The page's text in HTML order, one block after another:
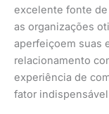
excelente fonte
as organizações
aperfeiçoem suas
relacionamento
experiência de
fator